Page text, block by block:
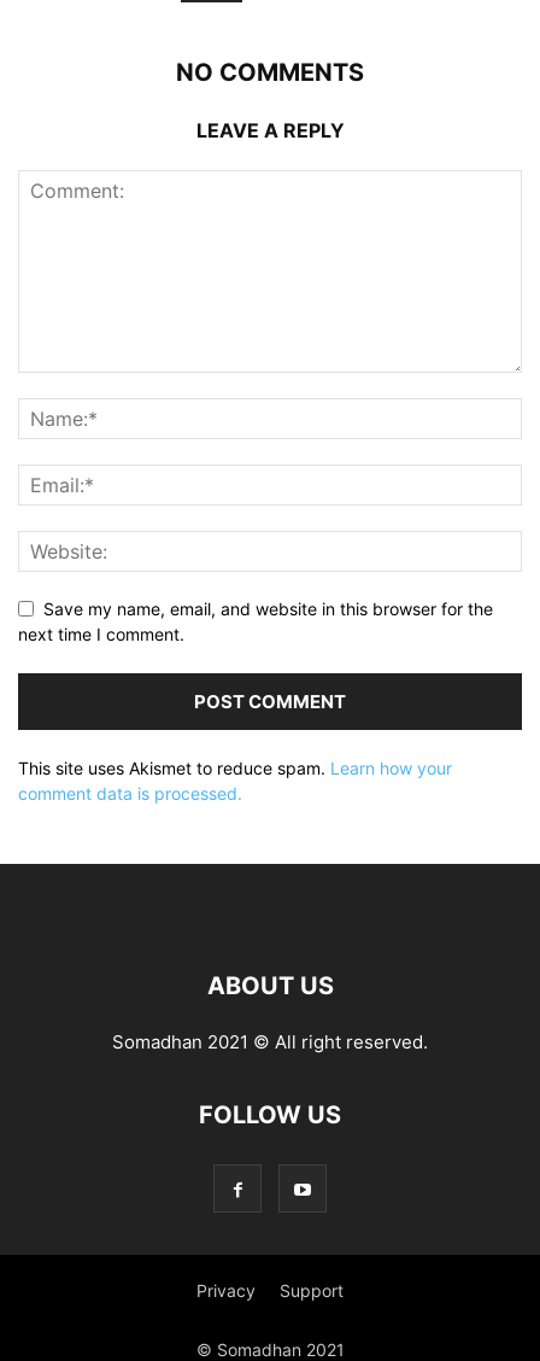
NO COMMENTS
LEAVE A REPLY
Save my name, email, and website in this browser for the
next time I comment.
This site uses Akismet to reduce spam. Learn how your
comment data is processed.
ABOUT US
Somadhan 2021 © All right reserved.
FOLLOW US
Privacy Support
© Somadhan 2021